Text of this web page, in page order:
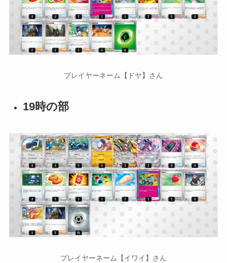
プレイヤーネーム【ドヤ】さん
19時の部
プレイヤーネーム【イワイ】さん